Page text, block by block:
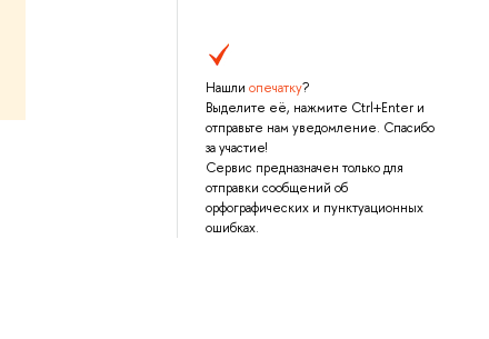
Нашли опечатку?
Выделите её, нажмите Ctrl+Enter и
отправьте нам уведомление. Спасибо
за участие!
Сервис предназначен только для
отправки сообщений об
орфографических и пунктуационных
ошибках.